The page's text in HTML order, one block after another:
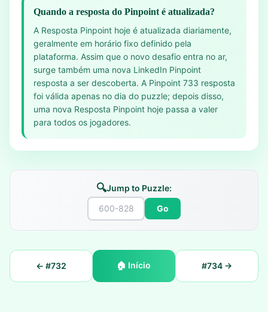
Quando a resposta do Pinpoint é atualizada?
A Resposta Pinpoint hoje é atualizada diariamente,
geralmente em horário fixo definido pela
plataforma. Assim que o novo desafio entra no ar,
surge também uma nova LinkedIn Pinpoint
resposta a ser descoberta. A Pinpoint 733 resposta
foi válida apenas no dia do puzzle; depois disso,
uma nova Resposta Pinpoint hoje passa a valer
para todos os jogadores.
🔍Jump to Puzzle:
Go
← #732 🏠 Início #734→